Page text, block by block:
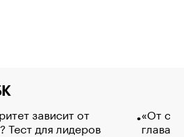
зависит от
Тест для лидеров
«От
глава